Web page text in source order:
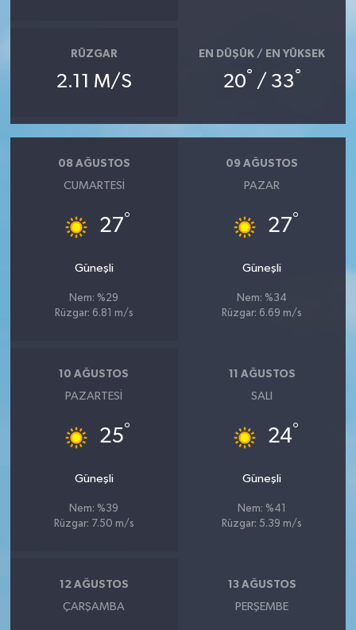
RÜZGAR
2.11 M/S
EN DÜŞÜK / EN YÜKSEK
20° / 33°
08 AĞUSTOS
CUMARTESI
27°
Güneşli
Nem: %29
Rüzgar: 6.81 m/s
09 AĞUSTOS
PAZAR
27°
Güneşli
Nem: %34
Rüzgar: 6.69 m/s
10 AĞUSTOS
PAZARTESI
25°
Güneşli
Nem: %39
Rüzgar: 7.50 m/s
11 AĞUSTOS
SALI
24°
Güneşli
Nem: %41
Rüzgar: 5.39 m/s
12 AĞUSTOS
ÇARŞAMBA
13 AĞUSTOS
PERŞEMBE